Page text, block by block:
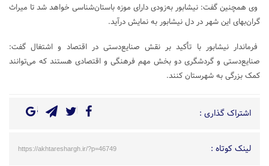
وی همچنین گفت: نیشابور به‌زودی دارای موزه باستان‌شناسی خواهد شد تا میراث
گران‌بهای این شهر در دل نیشابور به نمایش درآید.
فرماندار نیشابور با تأکید بر نقش صنایع‌دستی در اقتصاد و اشتغال گفت:
صنایع‌دستی و گردشگری دو بخش مهم فرهنگی و اقتصادی هستند که می‌توانند
کمک بزرگی به شهرستان کنند.
اشتراک گذاری :
لینک کوتاه : https://akhtareshargh.ir/?p=46749